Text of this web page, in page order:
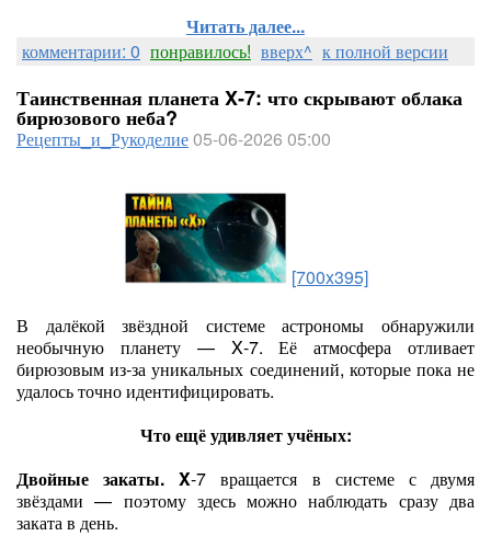
Читать далее...
комментарии: 0 понравилось! вверх^ к полной версии
Таинственная планета X‑7: что скрывают облака
бирюзового неба?
Рецепты_и_Рукоделие05-06-2026 05:00
[700x395]
В далёкой звёздной системе астрономы обнаружили
необычную планету — X‑7. Её атмосфера отливает
бирюзовым из‑за уникальных соединений, которые пока не
удалось точно идентифицировать.
Что ещё удивляет учёных:
Двойные закаты. X‑7 вращается в системе с двумя
звёздами — поэтому здесь можно наблюдать сразу два
заката в день.